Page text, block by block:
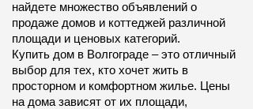
найдете множество объявлений о
продаже домов и коттеджей различной
площади и ценовых категорий.
Купить дом в Волгограде – это отличный
выбор для тех, кто хочет жить в
просторном и комфортном жилье. Цены
на дома зависят от их площади,